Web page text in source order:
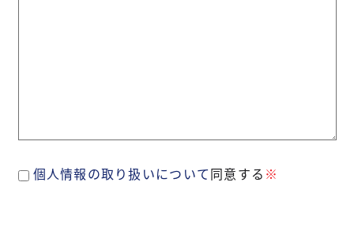
個人情報の取り扱いについて同意する ※